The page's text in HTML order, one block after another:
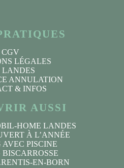
CGV
LÉGALES
LANDES
ANNULATION
& INFOS
AUSSI
HOME LANDES
À L’ANNÉE
PISCINE
EN-BORN